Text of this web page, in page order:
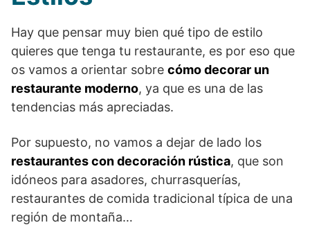
Hay que pensar muy bien qué tipo de estilo
quieres que tenga tu restaurante, es por eso que
os vamos a orientar sobre cómo decorar un
restaurante moderno, ya que es una de las
tendencias más apreciadas.
Por supuesto, no vamos a dejar de lado los
restaurantes con decoración rústica, que son
idóneos para asadores, churrasquerías,
restaurantes de comida tradicional típica de una
región de montaña…